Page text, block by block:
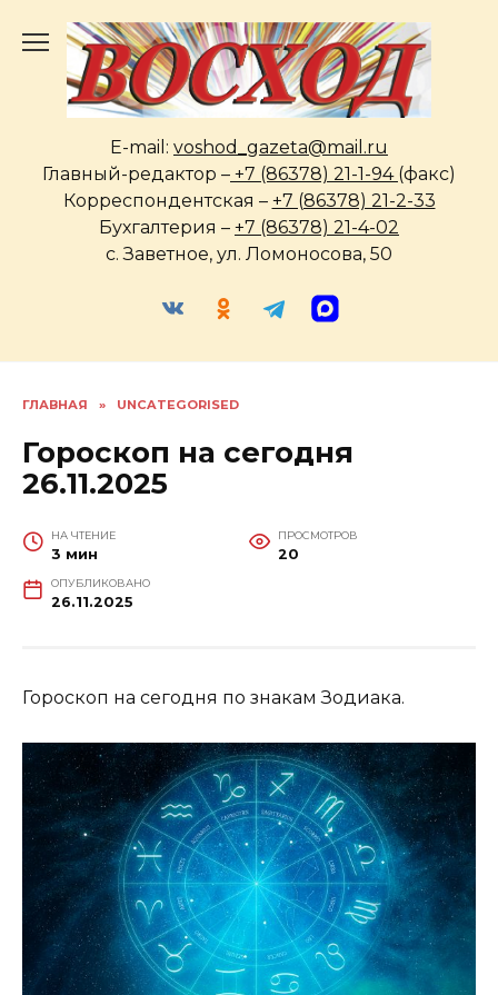
содержанию
E-mail: voshod_gazeta@mail.ru
Главный-редактор – +7 (86378) 21-1-94 (факс)
Корреспондентская – +7 (86378) 21-2-33
Бухгалтерия – +7 (86378) 21-4-02
с. Заветное, ул. Ломоносова, 50
ГЛАВНАЯ » UNCATEGORISED
Гороскоп на сегодня
26.11.2025
НА ЧТЕНИЕ
3 мин
ПРОСМОТРОВ
20
ОПУБЛИКОВАНО
26.11.2025
Гороскоп на сегодня по знакам Зодиака.